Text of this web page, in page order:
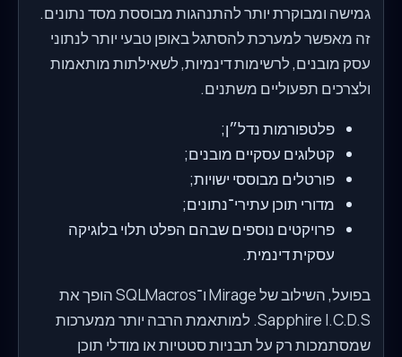
גמישה ומבוקרת יותר להתנהגות מבוססת מסד נתונים.
זה מאפשר למערכת להסתגל באופן טבעי יותר לנתוני
עסק מובנים, לרשימות דינמיות, לשאילתות מותאמות
ולצרכים תפעוליים משתנים.
פלטפורמות נדל״ן;
קטלוגים עסקיים מובנים;
פורטלים מבוססי ישויות;
מדורי תוכן עתירי־נתונים;
פרויקטים נוספים שבהם הפלט תלוי בלוגיקה
עסקית דינמית.
בפועל, השילוב של Mirage ו־SQLMacros הופך את
Sapphire I.C.D.S. למותאמת הרבה יותר ממערכות
שמסתמכות רק על תבניות סטטיות או מודלי תוכן